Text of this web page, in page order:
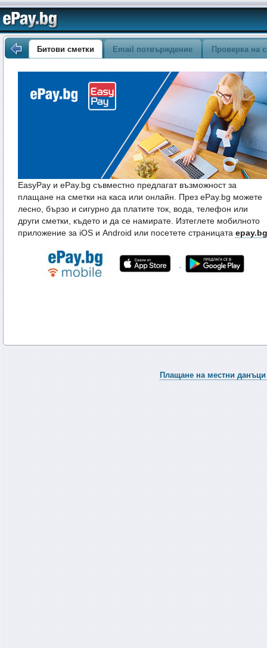
Битови сметки Email потвърждение Проверка на
EasyPay и ePay.bg съвместно предлагат възможност за
плащане на сметки на каса или онлайн. През ePay.bg можете
лесно, бързо и сигурно да платите ток, вода, телефон или
други сметки, където и да се намирате. Изтеглете мобилното
приложение за iOS и Android или посетете страницата
Плащане на местни данъци